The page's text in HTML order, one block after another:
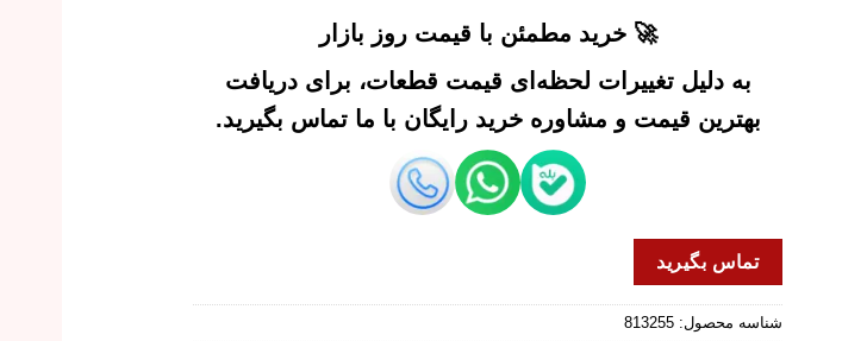
🚀 خرید مطمئن با قیمت روز بازار
به دلیل تغییرات لحظه‌ای قیمت قطعات، برای دریافت
بهترین قیمت و مشاوره خرید رایگان با ما تماس بگیرید.
تماس بگیرید
شناسه محصول: 813255